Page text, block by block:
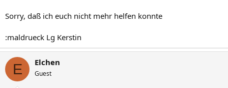
Sorry, daß ich euch nicht mehr helfen konnte
:maldrueck Lg Kerstin
E Elchen
Guest